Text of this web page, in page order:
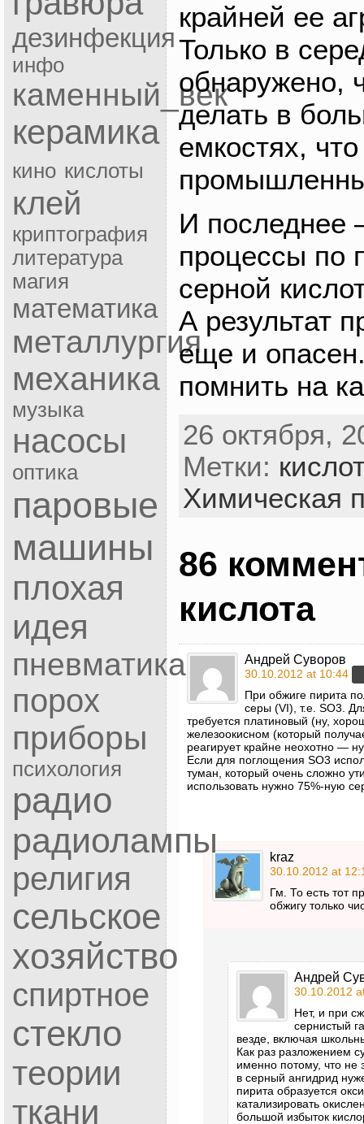
дезинфекция
инфо
каменный_век
керамика
кино кислоты
клей
криптография
литература
магия
математика
металлургия
механика
музыка
насосы
оптика
паровые
машины
плохая
идея
пневматика
порох
приборы
психология
радио
радиолампы
религия
сельское
хозяйство
спиртное
стекло
теории
ткани
крайней ее
Только в
обнаружено,
делать в
емкостях,
И последнее
процессы по
серной
А результат
еще и
помнить на
26 октября,
Метки:
Химическая
86
кислота
Андрей Суворов
30.10.2012 at 10:44
При обжиге пирита
серы (VI), т.е. SO3.
требуется платиновый (ну,
железоокисном (который
реагирует крайне неохотно —
Если для поглощения SO3
туман, который очень сложно
использовать нужно 75%-ную
kraz
30.10.2012 at
Гм. То есть тот
обжигу только
Андрей
30.10.2012
Нет, и при
сернистый
везде, включая
Как раз разложением
именно потому, что не
в серный ангидрид
пирита образуется
катализировать
большой избыток